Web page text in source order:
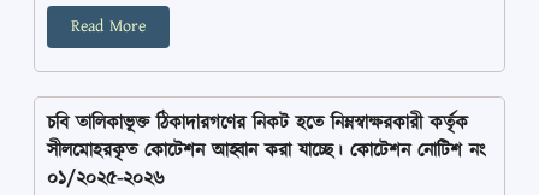
Read More
চবি তালিকাভূক্ত ঠিকাদারগণের নিকট হতে নিম্নস্বাক্ষরকারী কর্তৃক
সীলমোহরকৃত কোটেশন আহ্বান করা যাচ্ছে। কোটেশন নোটিশ নং
০১/২০২৫-২০২৬